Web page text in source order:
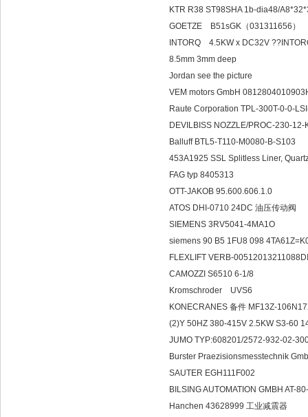
KTR R38 ST98SHA 1b-dia48/
GOETZE
INTORQ 4.5KW x DC32V
8.5mm
Jordan see the picture
VEM motors GmbH
Raute Corporation TPL-300T-0-0-
DEVILBISS NOZZLE/PROC-230-12-
Balluff BTL5-T110-M0080-B-S103
453A1925 SSL Splitless Liner,
FAG typ 8405313
OTT-JAKOB 95.600.606.1.0
ATOS DHI-0710 24DC 油压传动阀
SIEMENS 3RV5041-4MA1O
siemens 90 B5 1FU8 098
FLEXLIFT VERB-
CAMOZZI S6510 6-1/8
Kromschroder
KONECRANES 备件 MF13Z-
(2)Y 50HZ 380-415V 2.5KW S3-60
JUMO TYP:608201/2572-932-02-
Burster Praezisionsmesstechnik
SAUTER EGH111F002
BILSING AUTOMATION GMBH AT-
Hanchen 43628999 工业减震器